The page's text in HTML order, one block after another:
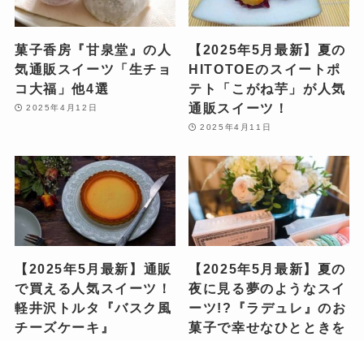
菓子香房『甘泉堂』の人
気通販スイーツ「生チョ
コ大福」他4選
2025年4月12日
【2025年5月最新】夏の
HITOTOEのスイートポ
テト「こがね芋」が人気
通販スイーツ！
2025年4月11日
【2025年5月最新】通販
で買える人気スイーツ！
軽井沢トルタ『バスク風
チーズケーキ』
【2025年5月最新】夏の
夜に見る夢のようなスイ
ーツ!?『ラデュレ』のお
菓子で幸せなひとときを